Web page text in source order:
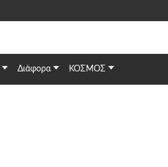
Διάφορα ΚΟΣΜΟΣ